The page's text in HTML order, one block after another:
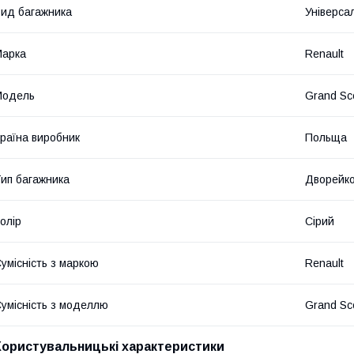
багажника
Renault
Grand
виробник Польща
багажника
Сірий
з маркою Renault
з моделлю Grand
характеристики